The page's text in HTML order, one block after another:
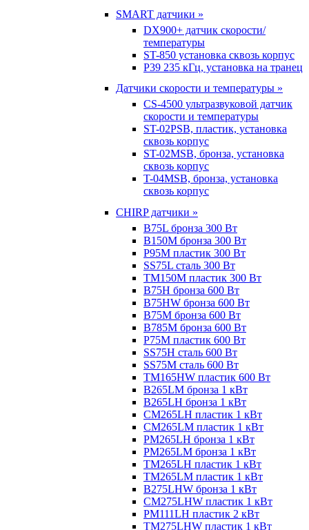
SMART датчики »
DX900+ датчик скорости/
температуры
ST-850 установка сквозь корпус
P39 235 кГц, установка на транец
Датчики скорости и температуры »
CS-4500 ультразвуковой датчик
скорости и температуры
ST-02PSB, пластик, установка
сквозь корпус
ST-02MSB, бронза, установка
сквозь корпус
T-04MSB, бронза, установка
сквозь корпус
CHIRP датчики »
B75L бронза 300 Вт
B150M бронза 300 Вт
P95M пластик 300 Вт
SS75L сталь 300 Вт
TM150M пластик 300 Вт
B75H бронза 600 Вт
B75HW бронза 600 Вт
B75M бронза 600 Вт
B785M бронза 600 Вт
P75M пластик 600 Вт
SS75H сталь 600 Вт
SS75M сталь 600 Вт
TM165HW пластик 600 Вт
B265LM бронза 1 кВт
B265LH бронза 1 кВт
CM265LH пластик 1 кВт
CM265LM пластик 1 кВт
PM265LH бронза 1 кВт
PM265LM бронза 1 кВт
TM265LH пластик 1 кВт
TM265LM пластик 1 кВт
B275LHW бронза 1 кВт
CM275LHW пластик 1 кВт
PM111LH пластик 2 кВт
TM275LHW пластик 1 кВт